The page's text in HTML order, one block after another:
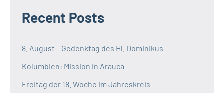
Recent Posts
8. August – Gedenktag des Hl. Dominikus
Kolumbien: Mission in Arauca
Freitag der 18. Woche im Jahreskreis